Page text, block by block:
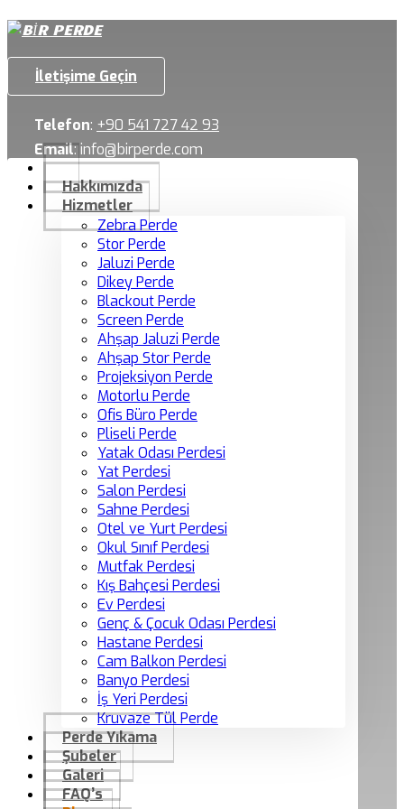
İletişime Geçin
Telefon: +90 541 727 42 93
Email:info@birperde.com
Hakkımızda
Hizmetler
Zebra Perde
Stor Perde
Jaluzi Perde
Dikey Perde
Blackout Perde
Screen Perde
Ahşap Jaluzi Perde
Ahşap Stor Perde
Projeksiyon Perde
Motorlu Perde
Ofis Büro Perde
Pliseli Perde
Yatak Odası Perdesi
Yat Perdesi
Salon Perdesi
Sahne Perdesi
Otel ve Yurt Perdesi
Okul Sınıf Perdesi
Mutfak Perdesi
Kış Bahçesi Perdesi
Ev Perdesi
Genç & Çocuk Odası Perdesi
Hastane Perdesi
Cam Balkon Perdesi
Banyo Perdesi
İş Yeri Perdesi
Kruvaze Tül Perde
Perde Yıkama
Şubeler
Galeri
FAQ’s